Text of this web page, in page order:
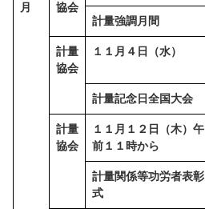
月
協会
計量強調月間
計量
協会
１１月４日（水）
計量記念日全国大会
計量
協会
１１月１２日（木）午
前１１時から
計量関係等功労者表彰
式